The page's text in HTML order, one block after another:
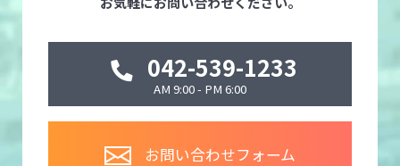
042-539-1233
AM 9:00 - PM 6:00
お問い合わせフォーム